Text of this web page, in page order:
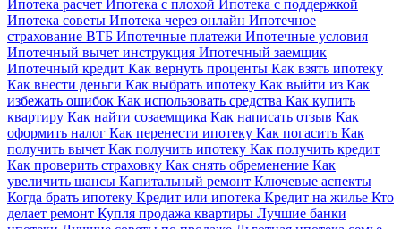
Ипотека расчет Ипотека с плохой Ипотека с поддержкой
Ипотека советы Ипотека через онлайн Ипотечное
страхование ВТБ Ипотечные платежи Ипотечные условия
Ипотечный вычет инструкция Ипотечный заемщик
Ипотечный кредит Как вернуть проценты Как взять ипотеку
Как внести деньги Как выбрать ипотеку Как выйти из Как
избежать ошибок Как использовать средства Как купить
квартиру Как найти созаемщика Как написать отзыв Как
оформить налог Как перенести ипотеку Как погасить Как
получить вычет Как получить ипотеку Как получить кредит
Как проверить страховку Как снять обременение Как
увеличить шансы Капитальный ремонт Ключевые аспекты
Когда брать ипотеку Кредит или ипотека Кредит на жилье Кто
делает ремонт Купля продажа квартиры Лучшие банки